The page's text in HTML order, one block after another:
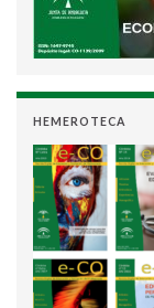
HEMEROTECA